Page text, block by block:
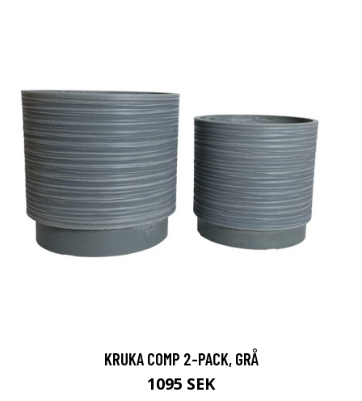
KRUKA COMP 2-PACK, GRÅ
1095 SEK